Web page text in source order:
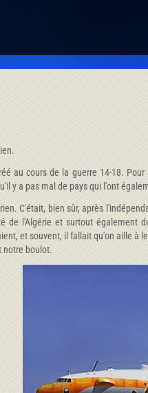
au cours de la guerre 14-18.
y a pas mal de pays qui l'ont
C'était, bien sûr, après
de l'Algérie et surtout également
et souvent, il fallait qu'on aille à
notre boulot.